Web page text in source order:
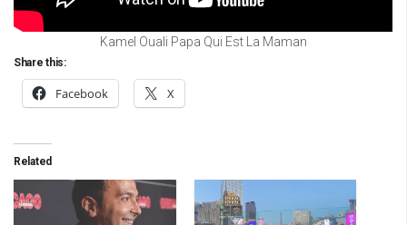
Kamel Ouali Papa Qui Est La Maman
Share this:
Facebook X
Related